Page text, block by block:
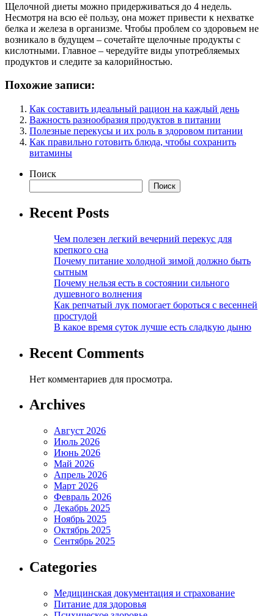
Щелочной диеты можно придерживаться до 4 недель.
Несмотря на всю её пользу, она может привести к нехватке
белка и железа в организме. Чтобы проблем со здоровьем не
возникало в будущем – сочетайте щелочные продукты с
кислотными. Главное – чередуйте виды употребляемых
продуктов и следите за калорийностью.
Похожие записи:
Как составить идеальный рацион на каждый день
Важность разнообразия продуктов в питании
Полезные перекусы и их роль в здоровом питании
Как правильно готовить блюда, чтобы сохранить
витамины
Поиск
Поиск
Recent Posts
Чем полезен легкий вечерний перекус для
крепкого сна
Почему питание холодной зимой должно быть
сытным
Почему нельзя есть в состоянии сильного
душевного волнения
Как репчатый лук помогает бороться с весенней
простудой
В какое время суток лучше есть сладкую дыню
Recent Comments
Нет комментариев для просмотра.
Archives
Август 2026
Июль 2026
Июнь 2026
Май 2026
Апрель 2026
Март 2026
Февраль 2026
Декабрь 2025
Ноябрь 2025
Октябрь 2025
Сентябрь 2025
Categories
Медицинская документация и страхование
Питание для здоровья